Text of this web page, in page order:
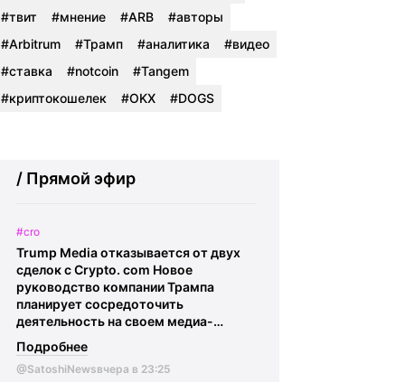
#твит
#мнение #ARB
#авторы
#Arbitrum
#Трамп #аналитика
#видео
#ставка
#notcoin
#Tangem
#криптокошелек
#OKX #DOGS
/ Прямой эфир
#cro
Trump Media отказывается от двух
сделок с Crypto. com Новое
руководство компании Трампа
планирует сосредоточить
деятельность на своем медиа-
подразделении и предстоящем
слиянии с компанией TAE,
занимающейся разработкой
Подробнее
@SatoshiNewsвчера в 23:25